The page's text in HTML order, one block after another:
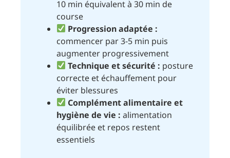
10 min équivalent à 30 min de
course
Progression adaptée :
commencer par 3-5 min puis
augmenter progressivement
Technique et sécurité : posture
correcte et échauffement pour
éviter blessures
Complément alimentaire et
hygiène de vie : alimentation
équilibrée et repos restent
essentiels